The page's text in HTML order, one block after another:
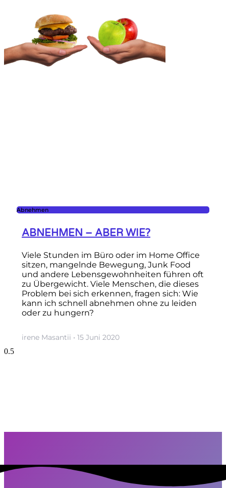
Abnehmen
ABNEHMEN – ABER WIE?
Viele Stunden im Büro oder im Home Office
sitzen, mangelnde Bewegung, Junk Food
und andere Lebensgewohnheiten führen oft
zu Übergewicht. Viele Menschen, die dieses
Problem bei sich erkennen, fragen sich: Wie
kann ich schnell abnehmen ohne zu leiden
oder zu hungern?
irene Masantii 15 Juni 2020